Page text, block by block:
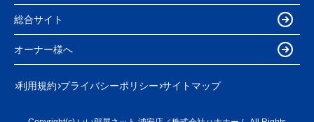
総合サイト
オーナー様へ
利用規約 プライバシーポリシー サイトマップ